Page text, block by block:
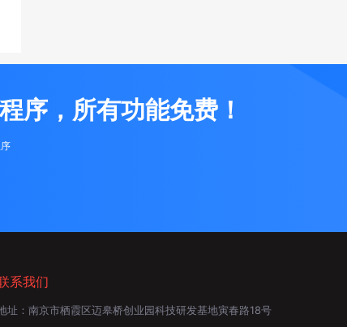
序，所有功能免费！
系我们
址： 南京市栖霞区迈皋桥创业园科技研发基地寅春路18号